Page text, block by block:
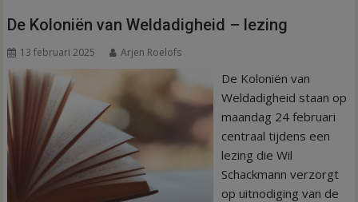
De Koloniën van Weldadigheid – lezing
13 februari 2025 Arjen Roelofs
De Koloniën van
Weldadigheid staan op
maandag 24 februari
centraal tijdens een
lezing die Wil
Schackmann verzorgt
op uitnodiging van de